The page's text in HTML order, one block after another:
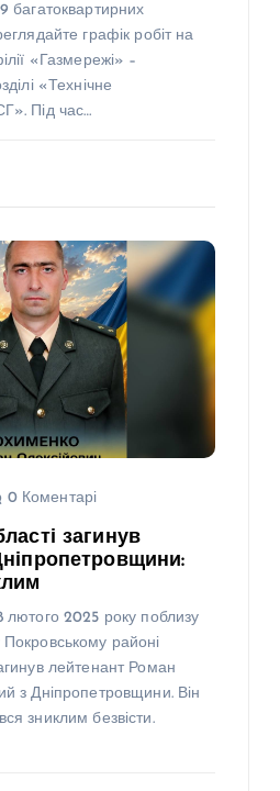
багатоквартирних
графік робіт на
«Газмережі» –
«Технічне
Під час…
0 Коментарі
загинув
2025 року поблизу
районі
лейтенант Роман
з Дніпропетровщини. Він
зниклим безвісти.